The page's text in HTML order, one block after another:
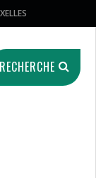
RECHERCHE